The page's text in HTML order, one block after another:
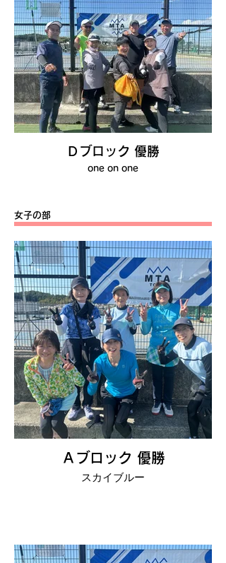
Ｄブロック 優勝
one on one
女子の部
Ａブロック 優勝
スカイブルー